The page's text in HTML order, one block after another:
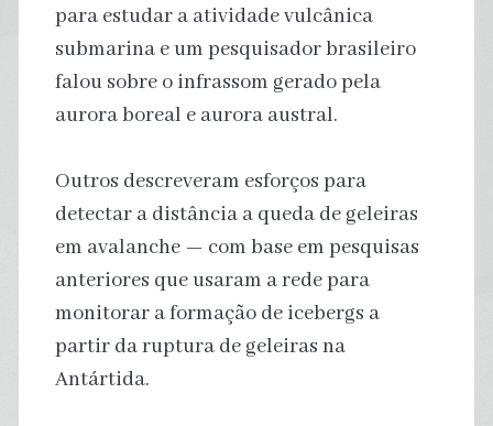
para estudar a atividade vulcânica
submarina e um pesquisador brasileiro
falou sobre o infrassom gerado pela
aurora boreal e aurora austral.
Outros descreveram esforços para
detectar a distância a queda de geleiras
em avalanche — com base em pesquisas
anteriores que usaram a rede para
monitorar a formação de icebergs a
partir da ruptura de geleiras na
Antártida.